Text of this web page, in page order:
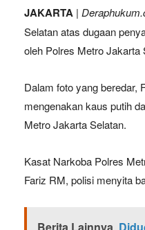
JAKARTA |
Selatan atas dugaan
oleh Polres Metro Jakarta
Dalam foto yang beredar,
mengenakan kaus putih
Metro Jakarta Selatan.
Kasat Narkoba Polres
Fariz RM, polisi menyita
Berita Lainnya